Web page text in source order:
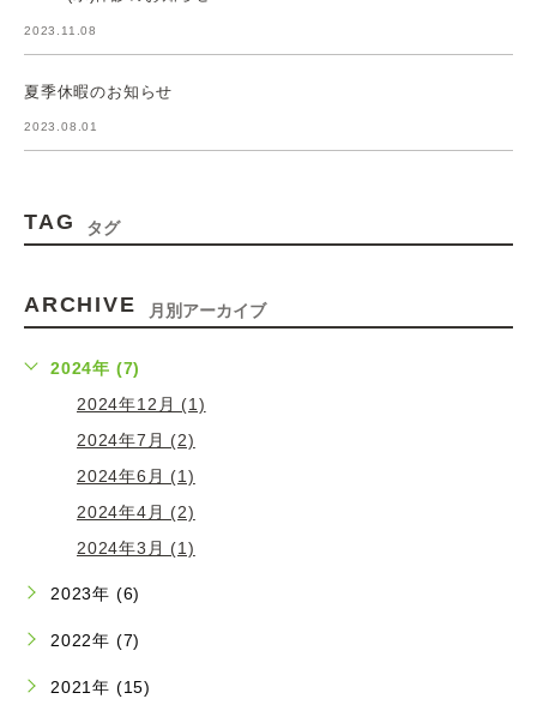
2023.11.08
夏季休暇のお知らせ
2023.08.01
TAG タグ
ARCHIVE 月別アーカイブ
2024年 (7)
2024年12月 (1)
2024年7月 (2)
2024年6月 (1)
2024年4月 (2)
2024年3月 (1)
2023年 (6)
2022年 (7)
2021年 (15)